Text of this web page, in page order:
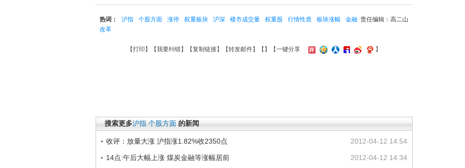
责任编辑：高二山
热词： 沪指 个股方面 涨停 权重板块 沪深 楼市成交量 权重股 行情性质 板块涨幅
金融
改革
【打印 】【我要纠错】【复制链接】【转发邮件】【 】 【一键分享 】
搜索更多沪指 个股方面 的新闻
2012-04-12 14:54
收评：放量大涨 沪指涨1.82%收2350点
2012-04-12 14:34
14点:午后大幅上涨 煤炭金融等涨幅居前